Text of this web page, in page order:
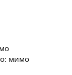
мимо